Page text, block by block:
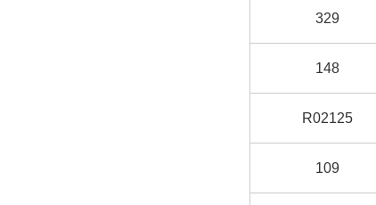
329
148
R02125
109